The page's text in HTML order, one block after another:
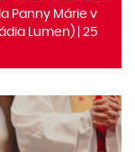
Panny Márie v
Lumen) | 25